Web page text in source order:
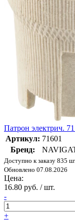
Патрон электрич.
Артикул: 71601
Бренд:
Доступно к заказу 835
Обновлено 07.08.2026
Цена:
16.80 руб. / шт.
-
+